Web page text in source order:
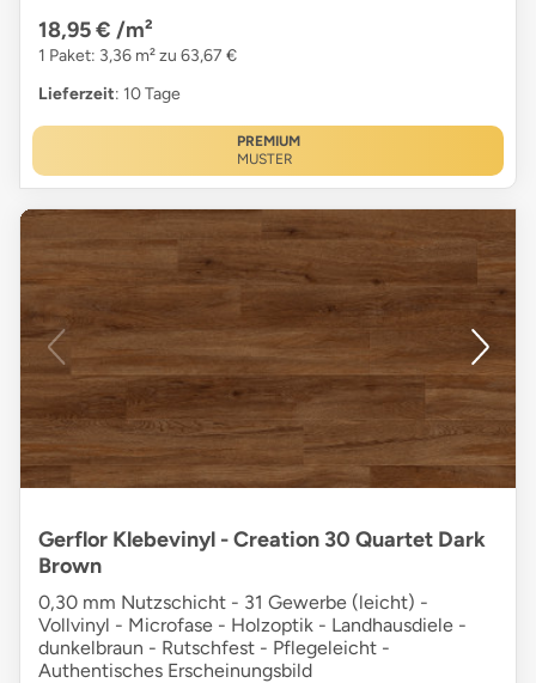
18,95 € /m²
1 Paket: 3,36 m² zu 63,67 €
Lieferzeit: 10 Tage
PREMIUM
MUSTER
Gerflor Klebevinyl - Creation 30 Quartet Dark
Brown
0,30 mm Nutzschicht - 31 Gewerbe (leicht) -
Vollvinyl - Microfase - Holzoptik - Landhausdiele -
dunkelbraun - Rutschfest - Pflegeleicht -
Authentisches Erscheinungsbild